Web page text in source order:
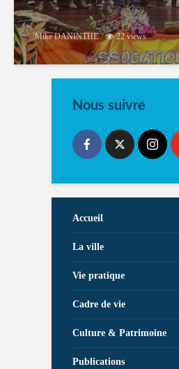
Mike DANINTHE 22 views
Nous suivre
Accueil
La ville
Vie pratique
Cadre de vie
Culture & Patrimoine
Publications